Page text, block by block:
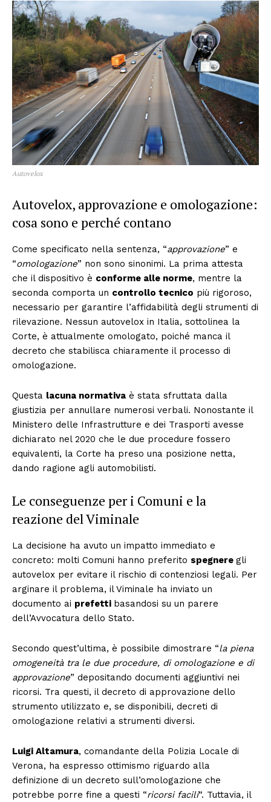
Autovelox
Autovelox, approvazione e omologazione:
cosa sono e perché contano
Come specificato nella sentenza, “approvazione” e
“omologazione” non sono sinonimi. La prima attesta
che il dispositivo è conforme alle norme, mentre la
seconda comporta un controllo tecnico più rigoroso,
necessario per garantire l’affidabilità degli strumenti di
rilevazione. Nessun autovelox in Italia, sottolinea la
Corte, è attualmente omologato, poiché manca il
decreto che stabilisca chiaramente il processo di
omologazione.
Questa lacuna normativa è stata sfruttata dalla
giustizia per annullare numerosi verbali. Nonostante il
Ministero delle Infrastrutture e dei Trasporti avesse
dichiarato nel 2020 che le due procedure fossero
equivalenti, la Corte ha preso una posizione netta,
dando ragione agli automobilisti.
Le conseguenze per i Comuni e la
reazione del Viminale
La decisione ha avuto un impatto immediato e
concreto: molti Comuni hanno preferito spegnere gli
autovelox per evitare il rischio di contenziosi legali. Per
arginare il problema, il Viminale ha inviato un
documento ai prefetti basandosi su un parere
dell’Avvocatura dello Stato.
Secondo quest’ultima, è possibile dimostrare “la piena
omogeneità tra le due procedure, di omologazione e di
approvazione” depositando documenti aggiuntivi nei
ricorsi. Tra questi, il decreto di approvazione dello
strumento utilizzato e, se disponibili, decreti di
omologazione relativi a strumenti diversi.
Luigi Altamura, comandante della Polizia Locale di
Verona, ha espresso ottimismo riguardo alla
definizione di un decreto sull’omologazione che
potrebbe porre fine a questi “ricorsi facili“. Tuttavia, il